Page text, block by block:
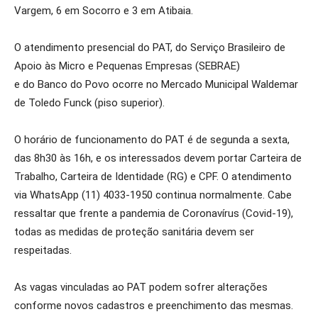
Vargem, 6 em Socorro e 3 em Atibaia.
O atendimento presencial do PAT, do Serviço Brasileiro de
Apoio às Micro e Pequenas Empresas (SEBRAE)
e do Banco do Povo ocorre no Mercado Municipal Waldemar
de Toledo Funck (piso superior).
O horário de funcionamento do PAT é de segunda a sexta,
das 8h30 às 16h, e os interessados devem portar Carteira de
Trabalho, Carteira de Identidade (RG) e CPF. O atendimento
via WhatsApp (11) 4033-1950 continua normalmente. Cabe
ressaltar que frente a pandemia de Coronavírus (Covid-19),
todas as medidas de proteção sanitária devem ser
respeitadas.
As vagas vinculadas ao PAT podem sofrer alterações
conforme novos cadastros e preenchimento das mesmas.